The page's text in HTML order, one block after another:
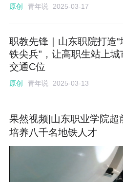
原创 青年说 2025-03-17
职教先锋｜山东职院打造“
铁尖兵”，让高职生站上城
交通C位
原创 青年说 2025-03-13
果然视频|山东职业学院超
培养八千名地铁人才